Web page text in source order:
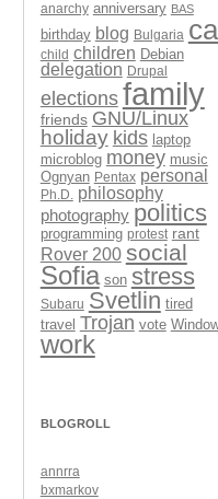
anarchy anniversary BAS
birthday blog Bulgaria
child children Debian
delegation Drupal
elections family
friends GNU/Linux
holiday kids laptop
microblog money music
Ognyan Pentax personal
Ph.D. philosophy
photography politics
programming protest rant
Rover 200 social
Sofia son stress
Subaru Svetlin tired
travel Trojan vote
work
BLOGROLL
annrra
bxmarkov